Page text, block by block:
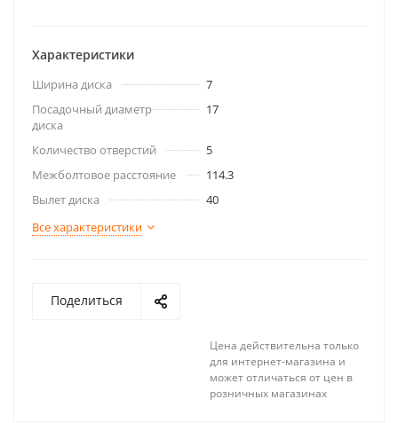
Характеристики
Ширина диска
7
Посадочный диаметр
диска
17
Количество отверстий
5
Межболтовое расстояние
114.3
Вылет диска
40
Все характеристики
Поделиться
Цена действительна только
для интернет-магазина и
может отличаться от цен в
розничных магазинах